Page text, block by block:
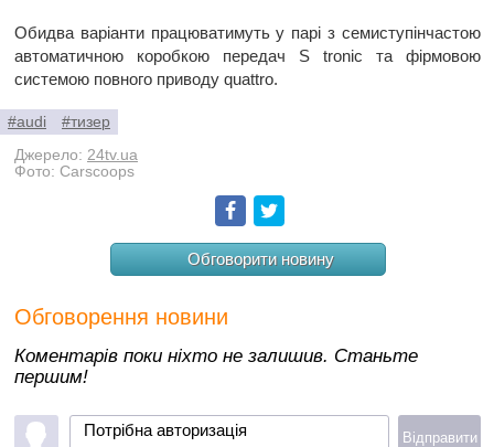
Обидва варіанти працюватимуть у парі з семиступінчастою
автоматичною коробкою передач S tronic та фірмовою
системою повного приводу quattro.
#audi
#тизер
Джерело: 24tv.ua
Фото: Carscoops
Facebook
Обговорити новину
Обговорення новини
Коментарів поки ніхто не залишив. Станьте
першим!
Потрібна авторизація
Відправити